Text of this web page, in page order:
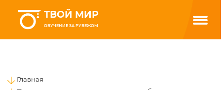
ТВОЙ МИР
ОБУЧЕНИЕ ЗА РУБЕЖОМ
Главная